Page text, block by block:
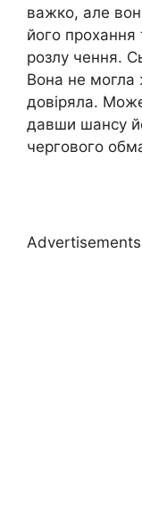
важко, але
його прохання
розлу чення.
Вона не могла
довіряла.
давши шансу
чергового
Advertisements